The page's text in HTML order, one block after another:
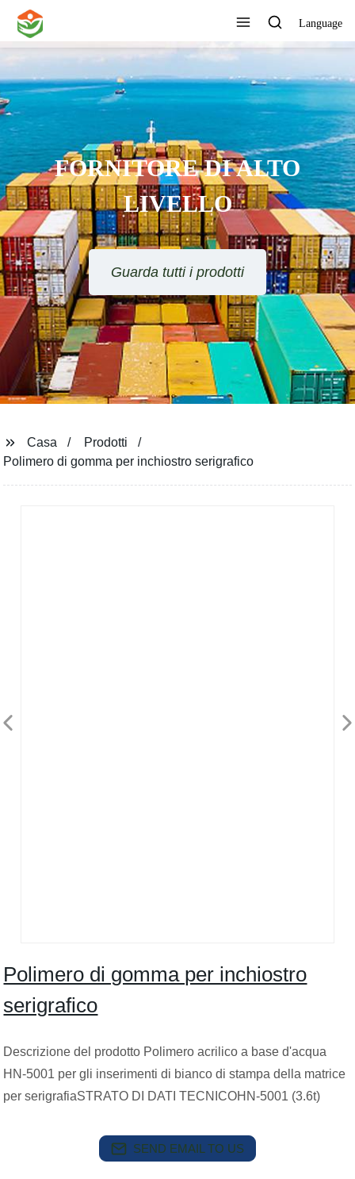
Language
Casa
Prodotti
Polimero di gomma per inchiostro serigrafico
Polimero di gomma per inchiostro
serigrafico
Descrizione del prodotto Polimero acrilico a base d'acqua
HN-5001 per gli inserimenti di bianco di stampa della matrice
per serigrafiaSTRATO DI DATI TECNICOHN-5001 (3.6t)
SEND EMAIL TO US